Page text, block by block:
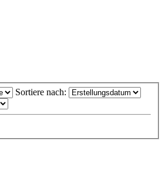
Sortiere nach: